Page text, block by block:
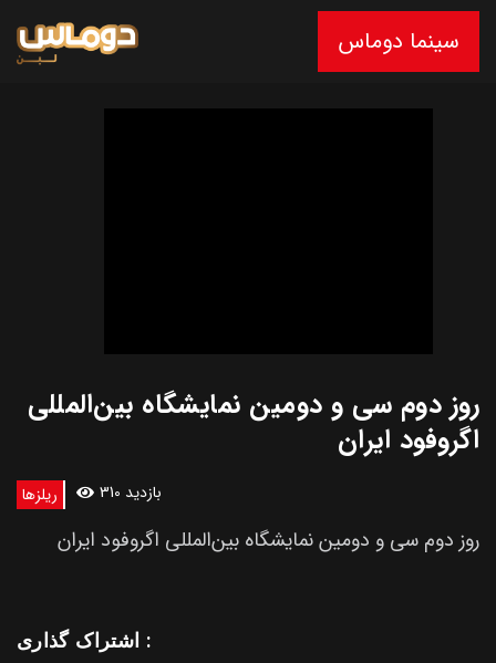
سینما دوماس
روز دوم سی و دومین نمایشگاه بین‌المللی
اگروفود ایران
ریلزها 310 بازدید
روز دوم سی و دومین نمایشگاه بین‌المللی اگروفود ایران
اشتراک گذاری :